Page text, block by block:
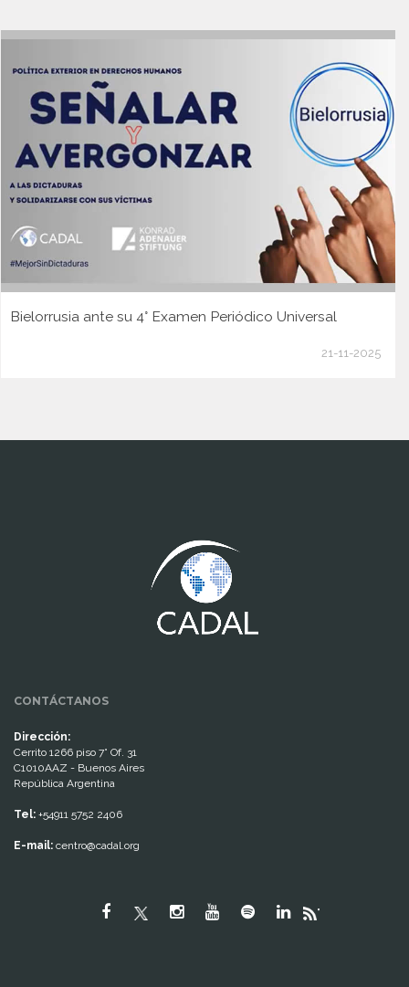
Bielorrusia ante su 4° Examen Periódico Universal
21-11-2025
CONTÁCTANOS
Dirección:
Cerrito 1266 piso 7° Of. 31
C1010AAZ - Buenos Aires
República Argentina
Tel: +54911 5752 2406
E-mail: centro@cadal.org
"